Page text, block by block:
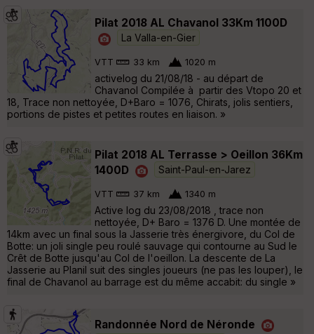
Pilat 2018 AL Chavanol 33Km 1100D
La Valla-en-Gier
VTT 33 km 1020 m
activelog du 21/08/18 - au départ de
Chavanol Compilée à partir des Vtopo 20 et
18, Trace non nettoyée, D+Baro = 1076, Chirats, jolis sentiers,
portions de pistes et petites routes en liaison. »
Pilat 2018 AL Terrasse > Oeillon 36Km
1400D
Saint-Paul-en-Jarez
VTT 37 km 1340 m
Active log du 23/08/2018 , trace non
nettoyée, D+ Baro = 1376 D. Une montée de
14km avec un final sous la Jasserie très énergivore, du Col de
Botte: un joli single peu roulé sauvage qui contourne au Sud le
Crêt de Botte jusqu'au Col de l'oeillon. La descente de La
Jasserie au Planil suit des singles joueurs (ne pas les louper), le
final de Chavanol au barrage est du même accabit: du single »
Randonnée Nord de Néronde